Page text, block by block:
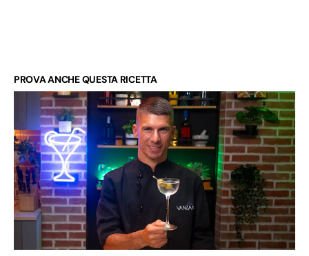
PROVA ANCHE QUESTA RICETTA